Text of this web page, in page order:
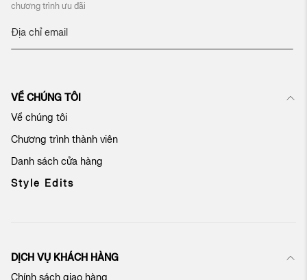
chương trình ưu đãi
Đ
ý
n
ậ
n
b
ả
c
ủ
VỀ CHÚNG TÔI
Về chúng tôi
Chương trình thành viên
Danh sách cửa hàng
Style Edits
DỊCH VỤ KHÁCH HÀNG